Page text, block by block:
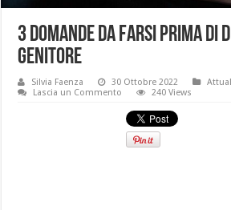
3 domande da farsi prima di
genitore
Silvia Faenza 30 Ottobre 2022
Lascia un Commento
240 Views